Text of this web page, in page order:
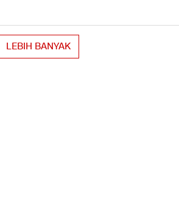
LEBIH BANYAK